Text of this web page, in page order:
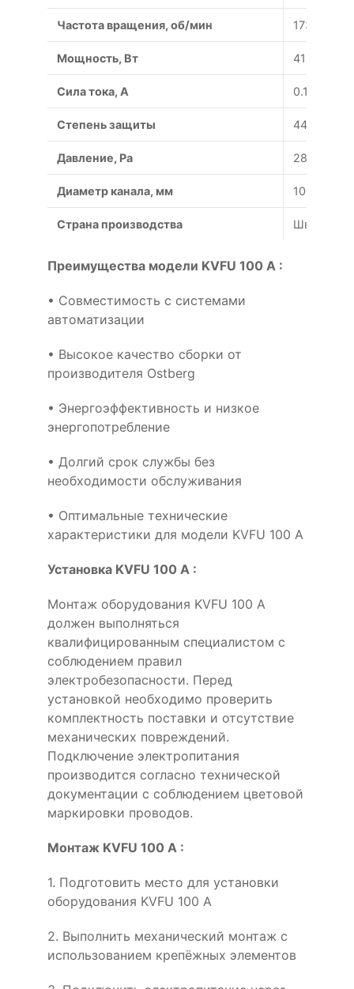
Частота вращения, об/мин 1730
Мощность, Вт 41
Сила тока, A 0.18
Степень защиты 44/54
Давление, Pa 280
Диаметр канала, мм 100
Страна производства Швеция
Преимущества модели KVFU 100 A :
• Совместимость с системами
автоматизации
• Высокое качество сборки от
производителя Ostberg
• Энергоэффективность и низкое
энергопотребление
• Долгий срок службы без
необходимости обслуживания
• Оптимальные технические
характеристики для модели KVFU 100 A
Установка KVFU 100 A :
Монтаж оборудования KVFU 100 A
должен выполняться
квалифицированным специалистом с
соблюдением правил
электробезопасности. Перед
установкой необходимо проверить
комплектность поставки и отсутствие
механических повреждений.
Подключение электропитания
производится согласно технической
документации с соблюдением цветовой
маркировки проводов.
Монтаж KVFU 100 A :
1. Подготовить место для установки
оборудования KVFU 100 A
2. Выполнить механический монтаж с
использованием крепёжных элементов